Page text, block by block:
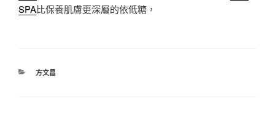
SPA比保養肌膚更深層的依低糖，
分
方文昌